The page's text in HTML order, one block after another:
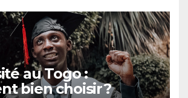
au Togo :
bien choisir ?